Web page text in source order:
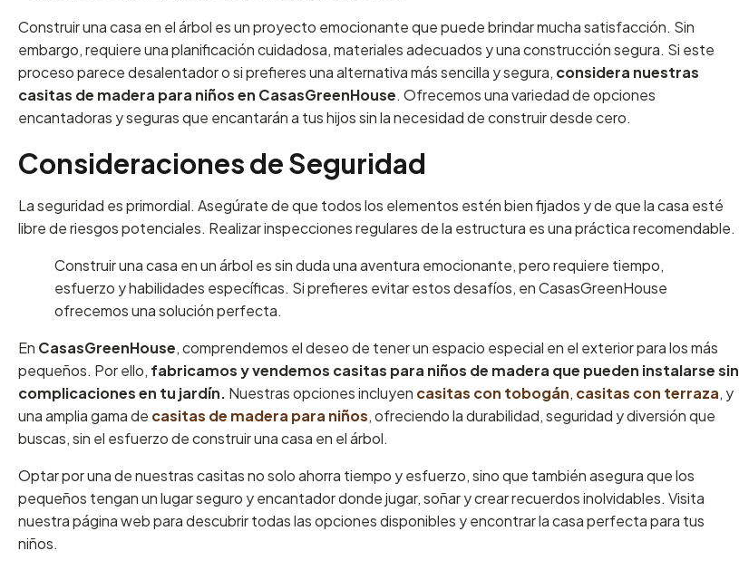
Construir una casa en el árbol es un proyecto emocionante que puede brindar mucha satisfacción. Sin
embargo, requiere una planificación cuidadosa, materiales adecuados y una construcción segura. Si este
proceso parece desalentador o si prefieres una alternativa más sencilla y segura, considera nuestras
casitas de madera para niños en CasasGreenHouse. Ofrecemos una variedad de opciones
encantadoras y seguras que encantarán a tus hijos sin la necesidad de construir desde cero.
Consideraciones de Seguridad
La seguridad es primordial. Asegúrate de que todos los elementos estén bien fijados y de que la casa esté
libre de riesgos potenciales. Realizar inspecciones regulares de la estructura es una práctica recomendable.
Construir una casa en un árbol es sin duda una aventura emocionante, pero requiere tiempo,
esfuerzo y habilidades específicas. Si prefieres evitar estos desafíos, en CasasGreenHouse
ofrecemos una solución perfecta.
En CasasGreenHouse, comprendemos el deseo de tener un espacio especial en el exterior para los más
pequeños. Por ello, fabricamos y vendemos casitas para niños de madera que pueden instalarse sin
complicaciones en tu jardín. Nuestras opciones incluyen casitas con tobogán, casitas con terraza, y
una amplia gama de casitas de madera para niños, ofreciendo la durabilidad, seguridad y diversión que
buscas, sin el esfuerzo de construir una casa en el árbol.
Optar por una de nuestras casitas no solo ahorra tiempo y esfuerzo, sino que también asegura que los
pequeños tengan un lugar seguro y encantador donde jugar, soñar y crear recuerdos inolvidables. Visita
nuestra página web para descubrir todas las opciones disponibles y encontrar la casa perfecta para tus
niños.